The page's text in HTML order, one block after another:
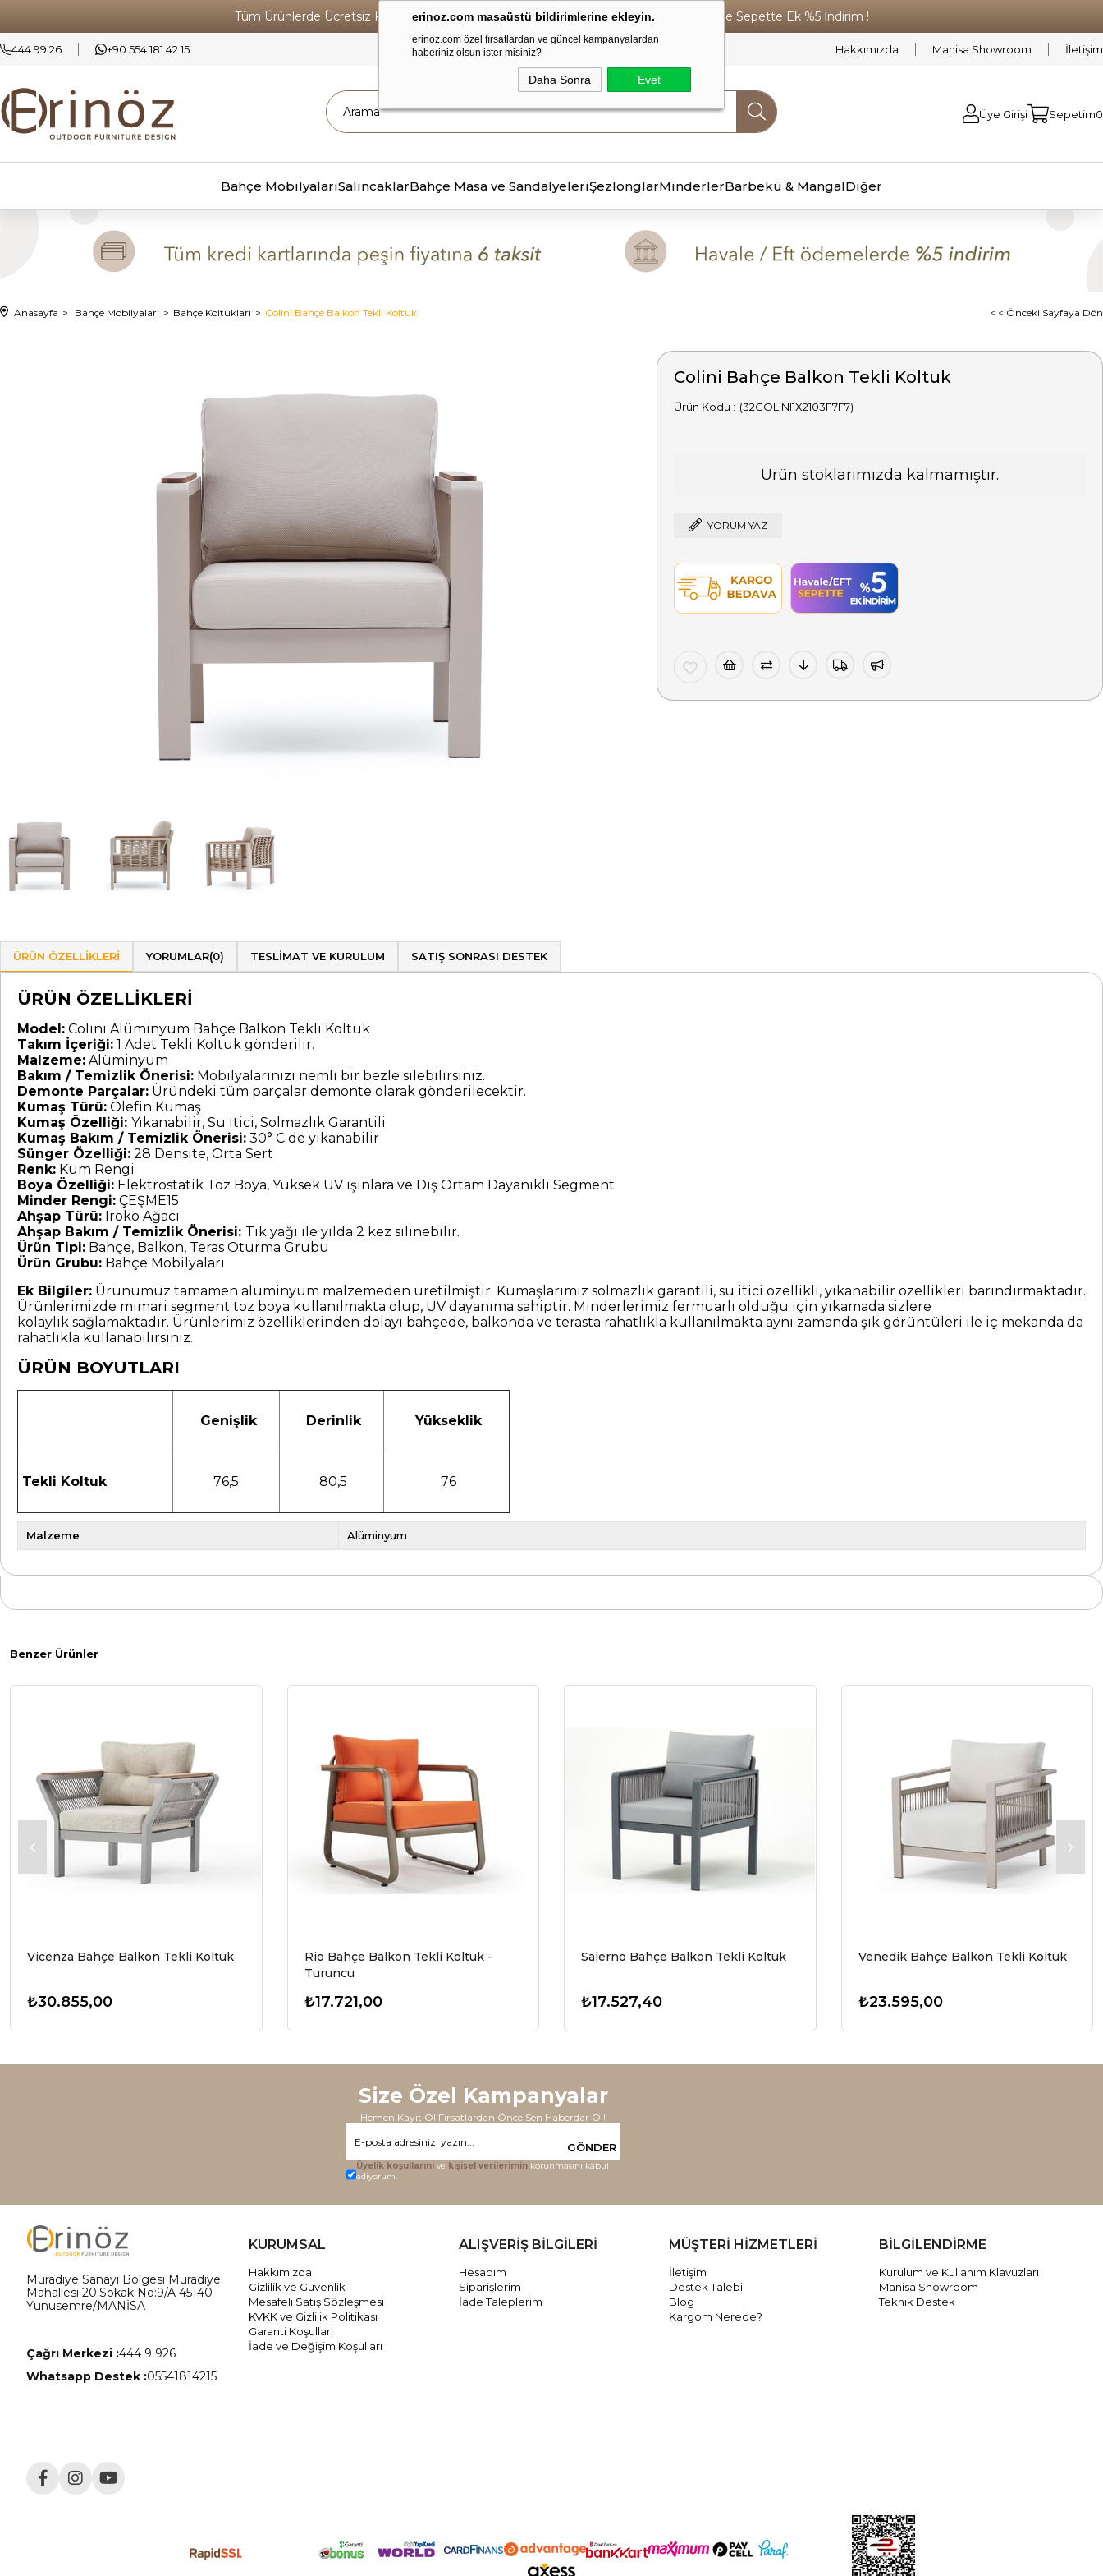
erinoz.com masaüstü bildirimlerine ekleyin.
erinoz.com özel fırsatlardan ve güncel kampanyalardan
haberiniz olsun ister misiniz?
Daha Sonra Evet
Tüm Ürünlerde Ücretsiz Kargo • Vade Farksız 6 Taksit ! • Havale Ödemelerde Sepette Ek %5 İndirim !
444 99 26 +90 554 181 42 15 Hakkımızda Manisa Showroom İletişim
Üye Girişi Sepetim0
Bahçe MobilyalarıSalıncaklarBahçe Masa ve SandalyeleriŞezlonglarMinderlerBarbekü & MangalDiğer
Anasayfa Bahçe Mobilyaları Bahçe Koltukları Colini Bahçe Balkon Tekli Koltuk < < Önceki Sayfaya Dön
Colini Bahçe Balkon Tekli Koltuk
(32COLINI1X2103F7F7)
Ürün stoklarımızda kalmamıştır.
YORUM YAZ
ÜRÜN ÖZELLIKLERI YORUMLAR(0) TESLIMAT VE KURULUM SATIŞ SONRASI DESTEK
ÜRÜN ÖZELLİKLERİ
Model: Colini Alüminyum Bahçe Balkon Tekli Koltuk
Takım İçeriği: 1 Adet Tekli Koltuk gönderilir.
Malzeme: Alüminyum
Bakım / Temizlik Önerisi: Mobilyalarınızı nemli bir bezle silebilirsiniz.
Demonte Parçalar: Üründeki tüm parçalar demonte olarak gönderilecektir.
Kumaş Türü: Olefin Kumaş
Kumaş Özelliği: Yıkanabilir, Su İtici, Solmazlık Garantili
Kumaş Bakım / Temizlik Önerisi: 30° C de yıkanabilir
Sünger Özelliği: 28 Densite, Orta Sert
Renk: Kum Rengi
Boya Özelliği: Elektrostatik Toz Boya, Yüksek UV ışınlara ve Dış Ortam Dayanıklı Segment
Minder Rengi: ÇEŞME15
Ahşap Türü: Iroko Ağacı
Ahşap Bakım / Temizlik Önerisi: Tik yağı ile yılda 2 kez silinebilir.
Ürün Tipi: Bahçe, Balkon, Teras Oturma Grubu
Ürün Grubu: Bahçe Mobilyaları
Ek Bilgiler: Ürünümüz tamamen alüminyum malzemeden üretilmiştir. Kumaşlarımız solmazlık garantili, su itici özellikli, yıkanabilir özellikleri barındırmaktadır.
Ürünlerimizde mimari segment toz boya kullanılmakta olup, UV dayanıma sahiptir. Minderlerimiz fermuarlı olduğu için yıkamada sizlere
kolaylık sağlamaktadır. Ürünlerimiz özelliklerinden dolayı bahçede, balkonda ve terasta rahatlıkla kullanılmakta aynı zamanda şık görüntüleri ile iç mekanda da
rahatlıkla kullanabilirsiniz.
ÜRÜN BOYUTLARI
Genişlik Derinlik Yükseklik
Tekli Koltuk 76,5 80,5 76
Malzeme Alüminyum
Benzer Ürünler
Vicenza Bahçe Balkon Tekli Koltuk
₺30.855,00
Rio Bahçe Balkon Tekli Koltuk -
Turuncu
₺17.721,00
Salerno Bahçe Balkon Tekli Koltuk
₺17.527,40
Venedik Bahçe Balkon Tekli Koltuk
₺23.595,00
Size Özel Kampanyalar
Hemen Kayıt Ol Fırsatlardan Önce Sen Haberdar Ol!
GÖNDER
Üyelik koşullarınıve kişisel verileriminkorunmasını kabul
ediyorum.
Muradiye Sanayi Bölgesi Muradiye
Mahallesi 20.Sokak No:9/A 45140
Yunusemre/MANİSA
Çağrı Merkezi :444 9 926
Whatsapp Destek :05541814215
KURUMSAL
Hakkımızda
Gizlilik ve Güvenlik
Mesafeli Satış Sözleşmesi
KVKK ve Gizlilik Politikası
Garanti Koşulları
İade ve Değişim Koşulları
ALIŞVERİŞ BİLGİLERİ
Hesabım
Siparişlerim
İade Taleplerim
MÜŞTERİ HİZMETLERİ
İletişim
Destek Talebi
Blog
Kargom Nerede?
BİLGİLENDİRME
Kurulum ve Kullanım Klavuzları
Manisa Showroom
Teknik Destek